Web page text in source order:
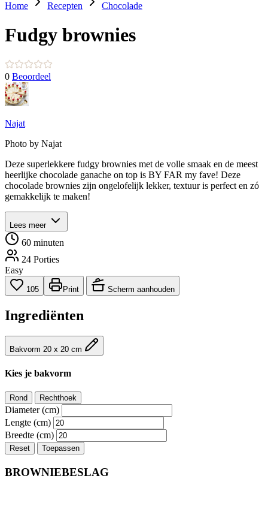
Home Recepten Chocolade
Fudgy brownies
0 Beoordeel
Najat
Photo by Najat
Deze superlekkere fudgy brownies met de volle smaak en de meest
heerlijke chocolade ganache on top is BY FAR my fave! Deze
chocolade brownies zijn ongelofelijk lekker, textuur is perfect en zó
gemakkelijk te maken!
Lees meer
60 minuten
24 Porties
Easy
105 Print Scherm aanhouden
Ingrediënten
Bakvorm 20 x 20 cm
Kies je bakvorm
Rond Rechthoek
Diameter (cm)
Lengte (cm)
Breedte (cm)
Reset Toepassen
BROWNIEBESLAG